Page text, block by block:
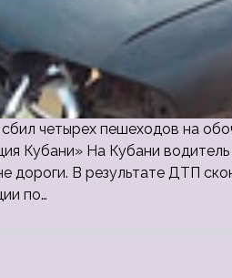
четырех пешеходов на
Кубани» На Кубани
дороги. В результате ДТП
по…